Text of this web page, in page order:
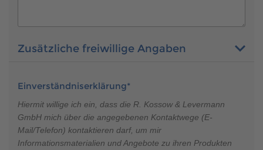
Zusätzliche freiwillige Angaben
Einverständniserklärung*
Hiermit willige ich ein, dass die R. Kossow & Levermann
GmbH mich über die angegebenen Kontaktwege (E-
Mail/Telefon) kontaktieren darf, um mir
Informationsmaterialien und Angebote zu ihren Produkten